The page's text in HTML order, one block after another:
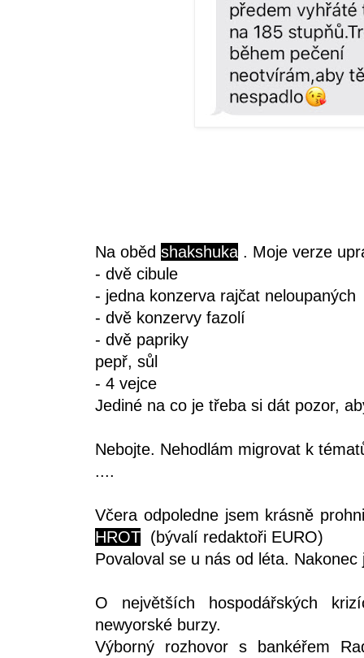
Na oběd shakshuka . Moje verze
- dvě cibule
- jedna konzerva rajčat neloupaných
- dvě konzervy fazolí
- dvě papriky
pepř, sůl
- 4 vejce
Jediné na co je třeba si dát pozor,
Nebojte. Nehodlám migrovat k
....
Včera odpoledne jsem krásně
HROT (bývalí redaktoři EURO)
Povaloval se u nás od léta.
O největších hospodářských
newyorské burzy.
Výborný rozhovor s bankéřem